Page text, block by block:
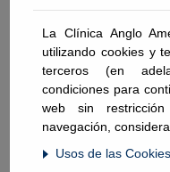
La Clínica Anglo
utilizando cookies y
terceros (en
condiciones para
web sin
navegación,
Usos de las